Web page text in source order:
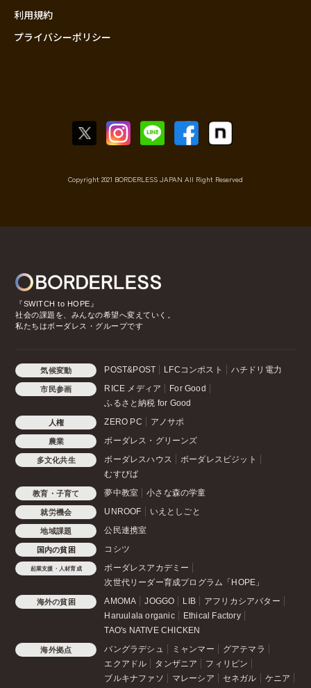
利用規約
プライバシーポリシー
Copyright 2021 BORDERLESS JAPAN All Right Reserved
『SWITCH to HOPE』
社会の課題を、みんなの希望へ変えていく。
私たちはボーダレス・グループです
気候変動 POST&POST LFCコンポスト ハチドリ電力
市民参画 RICE メディア
For Good
ふるさと納税 for Good
人権 ZERO PC アノサポ
農業 ボーダレス・グリーンズ
多文化共生 ボーダレスハウス
ボーダレスビジット
むすびば
教育・子育て 夢中教室 小さな森の学童
就労機会 UNROOF いえとしごと
地域課題 公民連携室
国内の貧困 コシツ
起業支援・人材育成
ボーダレスアカデミー
次世代リーダー育成プログラム「HOPE」
海外の貧困 AMOMA JOGGO LIB
アフリカシアバター
Haruulala organic
Ethical Factory
TAO's NATIVE CHICKEN
海外拠点 バングラデシュ ミャンマー
グアテマラ
エクアドル
タンザニア
フィリピン
ブルキナファソ
マレーシア セネガル ケニア